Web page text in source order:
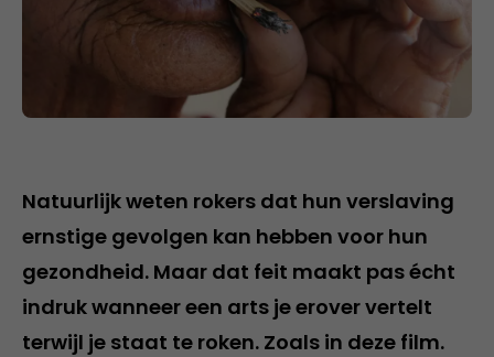
Natuurlijk weten rokers dat hun verslaving
ernstige gevolgen kan hebben voor hun
gezondheid. Maar dat feit maakt pas écht
indruk wanneer een arts je erover vertelt
terwijl je staat te roken. Zoals in deze film.